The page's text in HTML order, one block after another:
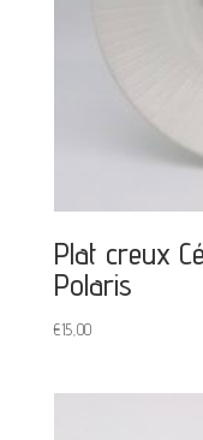
Plat creux
Polaris
€15,00